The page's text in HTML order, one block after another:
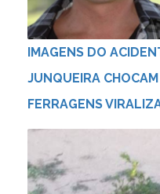
IMAGENS DO
JUNQUEIRA
FERRAGENS